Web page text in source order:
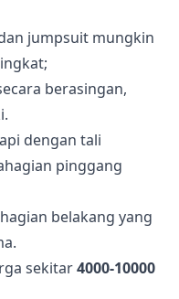
jumpsuit mungkin
berasingan,
dengan tali
pinggang
belakang yang
sekitar4000-10000